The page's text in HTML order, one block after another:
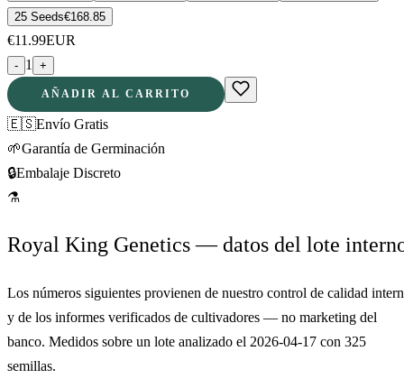
25 Seeds€168.85
€11.99EUR
- 1 +
AÑADIR AL CARRITO
🇪🇸Envío Gratis
🌱Garantía de Germinación
🔒Embalaje Discreto
⚗
Royal King Genetics — datos del lote
Los números siguientes provienen de nuestro control de calidad
y de los informes verificados de cultivadores — no marketing del
banco. Medidos sobre un lote analizado el 2026-04-17 con 325
semillas.